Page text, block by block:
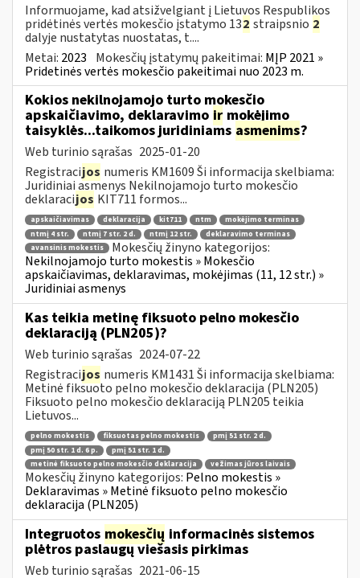
Informuojame, kad atsižvelgiant į Lietuvos Respublikos
pridėtinės vertės mokesčio įstatymo 132 straipsnio 2
dalyje nustatytas nuostatas, t....
Metai: 2023 Mokesčių įstatymų pakeitimai: MĮP 2021 »
Pridetinės vertės mokesčio pakeitimai nuo 2023 m.
Kokios nekilnojamojo turto mokesčio
apskaičiavimo, deklaravimo ir mokėjimo
taisyklės...taikomos juridiniams asmenims?
Web turinio sąrašas 2025-01-20
Registracijos numeris KM1609 Ši informacija skelbiama:
Juridiniai asmenys Nekilnojamojo turto mokesčio
deklaracijos KIT711 formos...
apskaičiavimas deklaracija kit711 ntm
mokėjimo terminas
ntmį 4 str.
ntmį 7 str. 2 d. ntmį 12 str.
deklaravimo terminas
avansinis mokestis
Mokesčių žinyno kategorijos:
Nekilnojamojo turto mokestis » Mokesčio
apskaičiavimas, deklaravimas, mokėjimas (11, 12 str.) »
Juridiniai asmenys
Kas teikia metinę fiksuoto pelno mokesčio
deklaraciją (PLN205)?
Web turinio sąrašas 2024-07-22
Registracijos numeris KM1431 Ši informacija skelbiama:
Metinė fiksuoto pelno mokesčio deklaracija (PLN205)
Fiksuoto pelno mokesčio deklaraciją PLN205 teikia
Lietuvos...
pelno mokestis fiksuotas pelno mokestis
pmį 51 str. 2 d.
pmį 50 str. 1 d. 6 p.
pmį 51 str. 1 d.
metinė fiksuoto pelno mokesčio deklaracija
vežimas jūros laivais
Mokesčių žinyno kategorijos: Pelno mokestis »
Deklaravimas » Metinė fiksuoto pelno mokesčio
deklaracija (PLN205)
Integruotos mokesčių informacinės sistemos
plėtros paslaugų viešasis pirkimas
Web turinio sąrašas 2021-06-15